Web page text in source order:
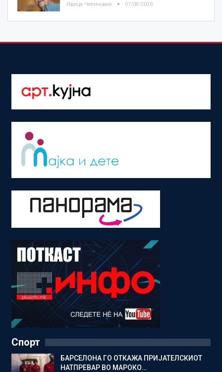
Ивица Челиковиќ 07/08/2026
Спорт
БАРСЕЛОНА ГО ОТКАЖА ПРИЈАТЕЛСКИОТ
НАТПРЕВАР ВО МАРОКО…